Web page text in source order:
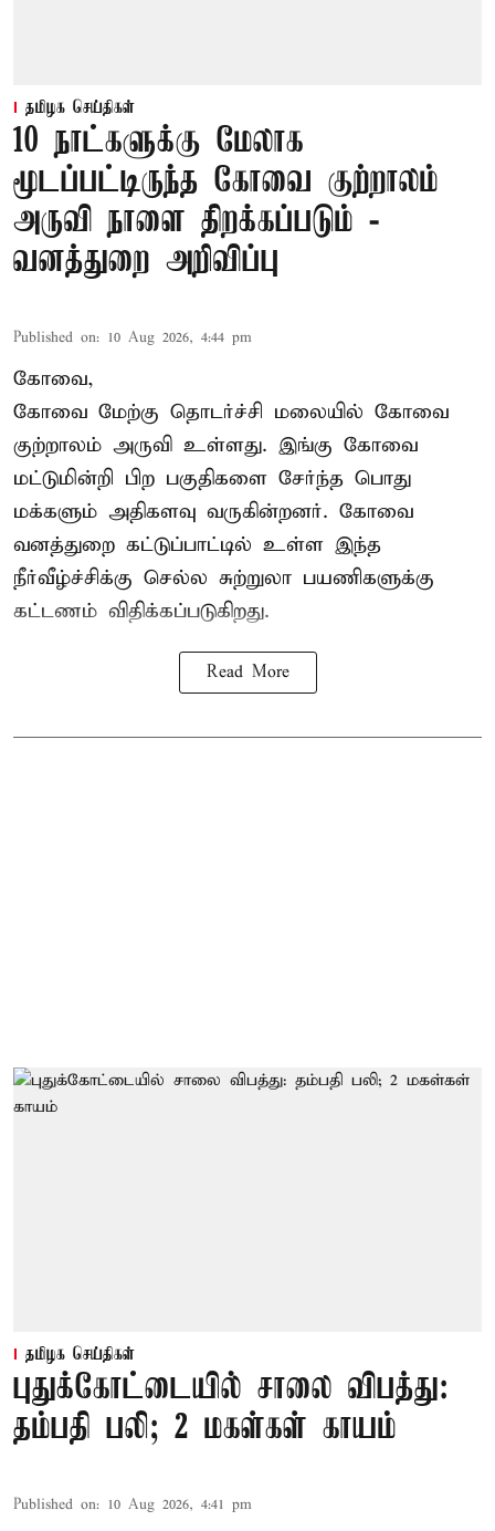
தமிழக செய்திகள்
10 நாட்களுக்கு மேலாக
மூடப்பட்டிருந்த கோவை குற்றாலம்
அருவி நாளை திறக்கப்படும் -
வனத்துறை அறிவிப்பு
Published on: 10 Aug 2026, 4:44 pm
கோவை,
கோவை மேற்கு தொடர்ச்சி மலையில் கோவை
குற்றாலம் அருவி உள்ளது. இங்கு கோவை
மட்டுமின்றி பிற பகுதிகளை சேர்ந்த பொது
மக்களும் அதிகளவு வருகின்றனர். கோவை
வனத்துறை கட்டுப்பாட்டில் உள்ள இந்த
நீர்வீழ்ச்சிக்கு செல்ல சுற்றுலா பயணிகளுக்கு
கட்டணம் விதிக்கப்படுகிறது.
Read More
தமிழக செய்திகள்
புதுக்கோட்டையில் சாலை விபத்து:
தம்பதி பலி; 2 மகள்கள் காயம்
Published on: 10 Aug 2026, 4:41 pm